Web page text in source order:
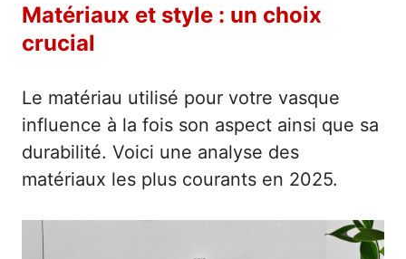
Matériaux et style : un choix
crucial
Le matériau utilisé pour votre vasque
influence à la fois son aspect ainsi que sa
durabilité. Voici une analyse des
matériaux les plus courants en 2025.